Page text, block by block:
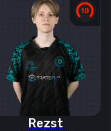
Rezst